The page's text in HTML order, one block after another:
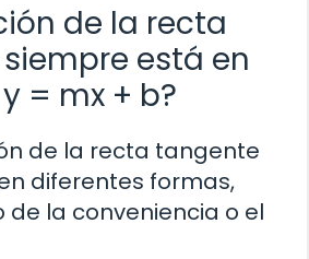
de la recta
está en
= mx + b?
de la recta tangente
diferentes formas,
la conveniencia o el